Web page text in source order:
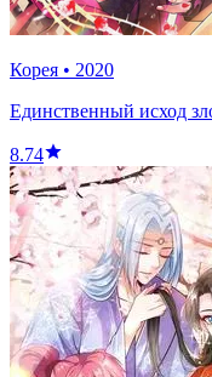
Корея • 2020
Единственный исход
8.74